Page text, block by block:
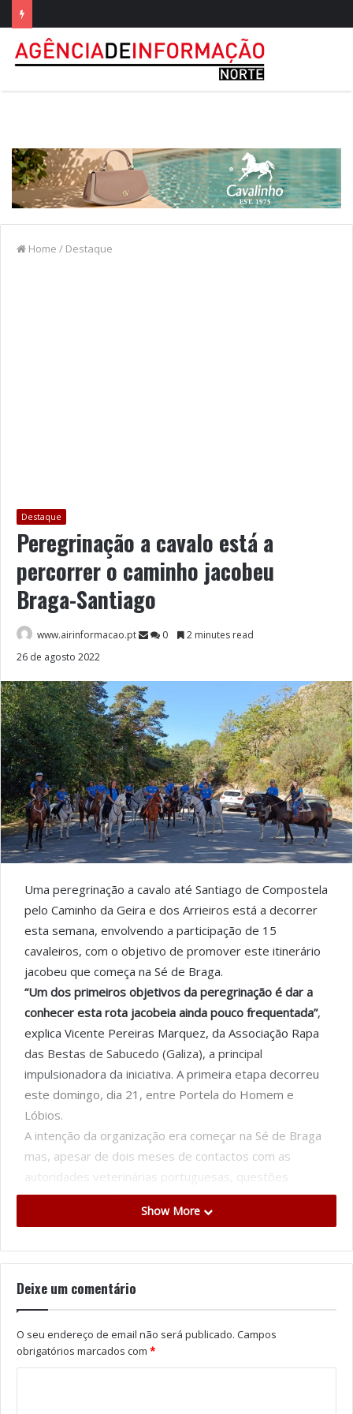
Home / Destaque
Destaque
Peregrinação a cavalo está a
percorrer o caminho jacobeu
Braga-Santiago
www.airinformacao.pt 0
2 minutes read
26 de agosto 2022
Uma peregrinação a cavalo até Santiago de Compostela
pelo Caminho da Geira e dos Arrieiros está a decorrer
esta semana, envolvendo a participação de 15
cavaleiros, com o objetivo de promover este itinerário
jacobeu que começa na Sé de Braga.
“Um dos primeiros objetivos da peregrinação é dar a
conhecer esta rota jacobeia ainda pouco frequentada”,
explica Vicente Pereiras Marquez, da Associação Rapa
das Bestas de Sabucedo (Galiza), a principal
impulsionadora da iniciativa. A primeira etapa decorreu
este domingo, dia 21, entre Portela do Homem e
Lóbios.
A intenção da organização era começar na Sé de Braga
mas, apesar de dois meses de contactos com as
autoridades veterinárias portuguesas, questões
burocráticas de última hora relacionadas com a
autorização de entrada dos cavalos em Portugal
são em terras portuguesas, o que tem muita relevância
Marquez, que também dirige a peregrinação.
Estão a participar 15 cavalos e igual número de
Show More
Deixe um comentário
O seu endereço de email não será publicado. Campos
obrigatórios marcados com *